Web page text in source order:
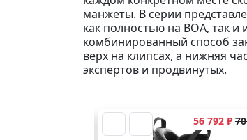
манжеты. В серии
как полностью на BOA, так
комбинированный способ
верх на клипсах, а нижняя
экспертов и продвинутых.
56 792 ₽